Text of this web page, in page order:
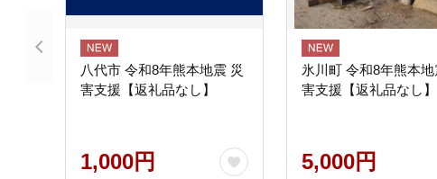
八代市 令和8年熊本地震 災
害支援【返礼品なし】
1,000円
氷川町 令和8年熊本地
害支援【返礼品なし】
5,000円